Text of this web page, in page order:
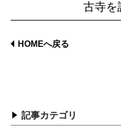
古寺を
HOMEへ戻る
記事カテゴリ